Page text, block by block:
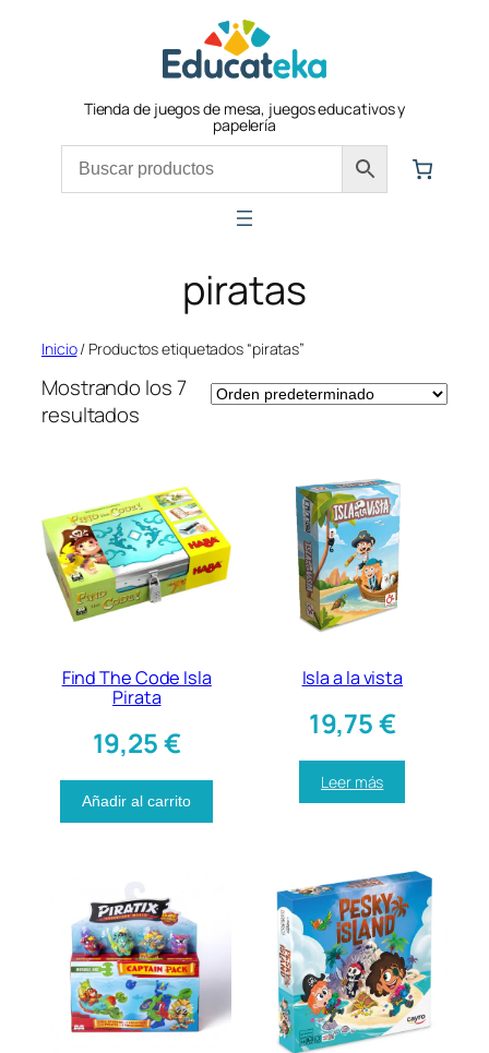
Tienda de juegos de mesa, juegos educativos y
papelería
piratas
Inicio/ Productos etiquetados “piratas”
Mostrando los 7
resultados
Find The Code Isla
Pirata
19,25€
Añadir al carrito
Isla a la vista
19,75€
Leer más